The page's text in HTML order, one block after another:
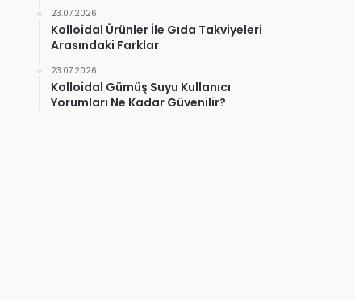
23.07.2026
Kolloidal Ürünler İle Gıda Takviyeleri
Arasındaki Farklar
23.07.2026
Kolloidal Gümüş Suyu Kullanıcı
Yorumları Ne Kadar Güvenilir?